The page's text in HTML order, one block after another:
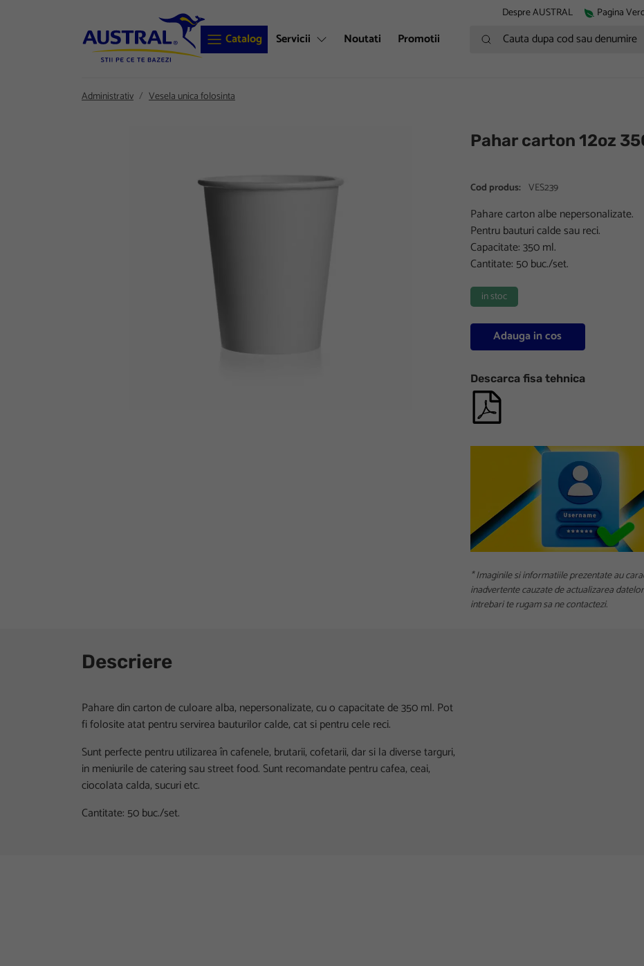
Despre AUSTRAL Pagina
Catalog Servicii Noutati Promotii Cauta dupa cod sau denumire
Administrativ Vesela unica folosinta
Pahar carton 12oz
Cod produs: VES239
Pahare carton albe nepersonalizate.
Pentru bauturi calde sau reci.
Capacitate: 350 ml.
Cantitate: 50 buc./set.
in stoc
Adauga in cos
Descarca fisa tehnica
* Imaginile si informatiile prezentate au
inadvertente cauzate de actualizarea
intrebari te rugam sa ne contactezi.
Descriere
Pahare din carton de culoare alba, nepersonalizate, cu o capacitate de 350 ml. Pot
fi folosite atat pentru servirea bauturilor calde, cat si pentru cele reci.
Sunt perfecte pentru utilizarea în cafenele, brutarii, cofetarii, dar si la diverse targuri,
in meniurile de catering sau street food. Sunt recomandate pentru cafea, ceai,
ciocolata calda, sucuri etc.
Cantitate: 50 buc./set.